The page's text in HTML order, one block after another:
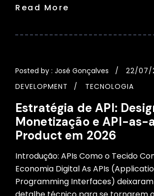
Read More
Posted by : José Gonçalves
22/07/
DEVELOPMENT
TECNOLOGIA
Estratégia de API:
Monetização e API-as-
Product em 2026
Introdução: APIs Como o Tecido
Economia Digital As APIs
Programming Interfaces)